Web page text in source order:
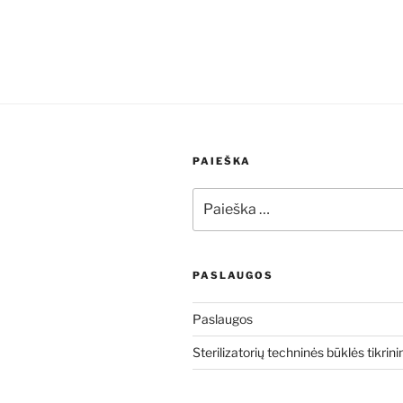
PAIEŠKA
PASLAUGOS
Paslaugos
Sterilizatorių techninės būklės